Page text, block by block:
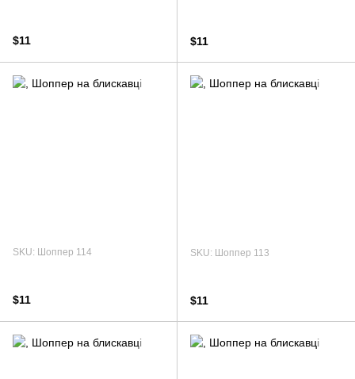
$11 $11
SKU: Шоппер 114
$11
SKU: Шоппер 113
$11